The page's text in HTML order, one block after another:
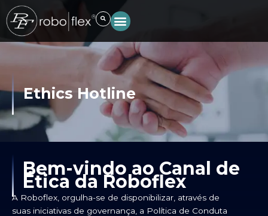
Skip
to
content
Ethics Hotline
Bem-vindo ao Canal de
Ética da Roboflex
A Roboflex, orgulha-se de disponibilizar, através de
suas iniciativas de governança, a Política de Conduta